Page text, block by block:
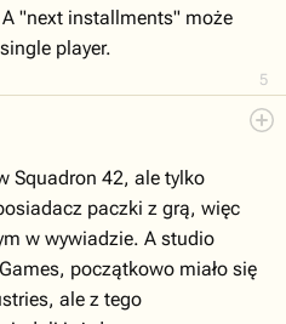
5
"next installments" może
player.
Squadron 42, ale tylko
paczki z grą, więc
w wywiadzie. A studio
początkowo miało się
ale z tego